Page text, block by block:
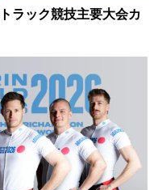
ラック競技主要大会カ